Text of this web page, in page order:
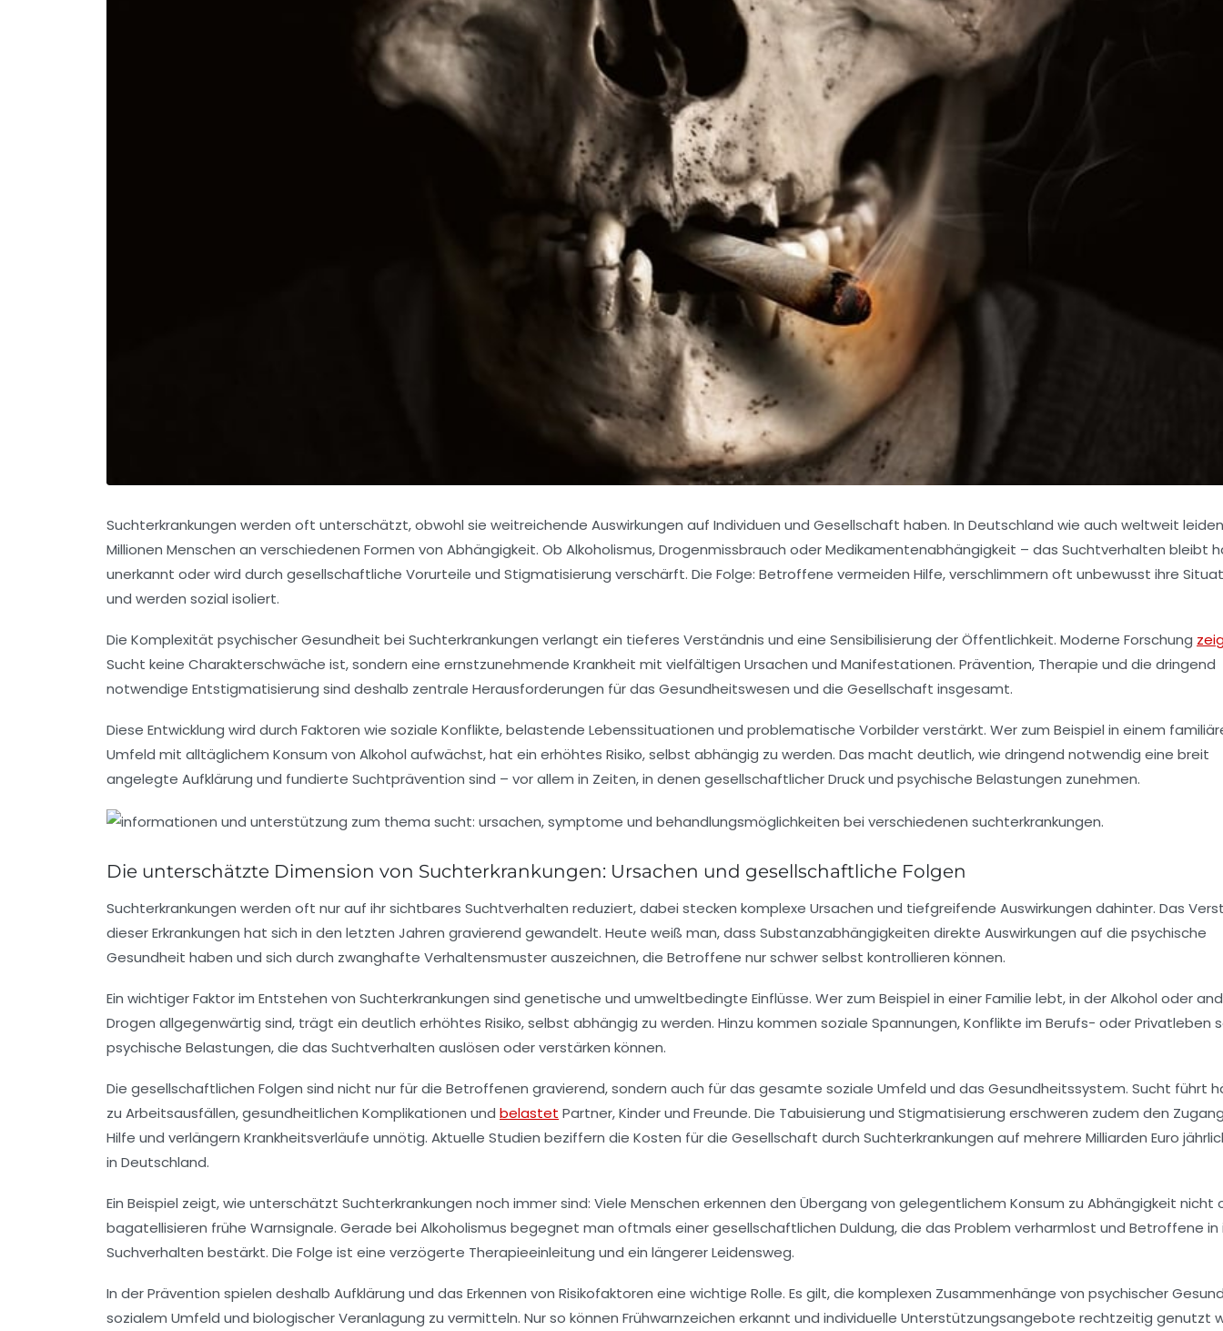
Suchterkrankungen werden oft unterschätzt, obwohl sie weitreichende Auswirkungen auf Individuen und Gesellschaft haben. In Deutschland wie auch weltweit leiden
Millionen Menschen an verschiedenen Formen von Abhängigkeit. Ob Alkoholismus, Drogenmissbrauch oder Medikamentenabhängigkeit – das Suchtverhalten bleibt
unerkannt oder wird durch gesellschaftliche Vorurteile und Stigmatisierung verschärft. Die Folge: Betroffene vermeiden Hilfe, verschlimmern oft unbewusst ihre
und werden sozial isoliert.
Die Komplexität psychischer Gesundheit bei Suchterkrankungen verlangt ein tieferes Verständnis und eine Sensibilisierung der Öffentlichkeit. Moderne Forschung
Sucht keine Charakterschwäche ist, sondern eine ernstzunehmende Krankheit mit vielfältigen Ursachen und Manifestationen. Prävention, Therapie und die dringend
notwendige Entstigmatisierung sind deshalb zentrale Herausforderungen für das Gesundheitswesen und die Gesellschaft insgesamt.
Diese Entwicklung wird durch Faktoren wie soziale Konflikte, belastende Lebenssituationen und problematische Vorbilder verstärkt. Wer zum Beispiel in einem
Umfeld mit alltäglichem Konsum von Alkohol aufwächst, hat ein erhöhtes Risiko, selbst abhängig zu werden. Das macht deutlich, wie dringend notwendig eine breit
angelegte Aufklärung und fundierte Suchtprävention sind – vor allem in Zeiten, in denen gesellschaftlicher Druck und psychische Belastungen zunehmen.
Die unterschätzte Dimension von Suchterkrankungen: Ursachen und gesellschaftliche Folgen
Suchterkrankungen werden oft nur auf ihr sichtbares Suchtverhalten reduziert, dabei stecken komplexe Ursachen und tiefgreifende Auswirkungen dahinter. Das
dieser Erkrankungen hat sich in den letzten Jahren gravierend gewandelt. Heute weiß man, dass Substanzabhängigkeiten direkte Auswirkungen auf die psychische
Gesundheit haben und sich durch zwanghafte Verhaltensmuster auszeichnen, die Betroffene nur schwer selbst kontrollieren können.
Ein wichtiger Faktor im Entstehen von Suchterkrankungen sind genetische und umweltbedingte Einflüsse. Wer zum Beispiel in einer Familie lebt, in der Alkohol oder
Drogen allgegenwärtig sind, trägt ein deutlich erhöhtes Risiko, selbst abhängig zu werden. Hinzu kommen soziale Spannungen, Konflikte im Berufs- oder Privatleben
psychische Belastungen, die das Suchtverhalten auslösen oder verstärken können.
Die gesellschaftlichen Folgen sind nicht nur für die Betroffenen gravierend, sondern auch für das gesamte soziale Umfeld und das Gesundheitssystem. Sucht führt
zu Arbeitsausfällen, gesundheitlichen Komplikationen und belastet Partner, Kinder und Freunde. Die Tabuisierung und Stigmatisierung erschweren zudem den
Hilfe und verlängern Krankheitsverläufe unnötig. Aktuelle Studien beziffern die Kosten für die Gesellschaft durch Suchterkrankungen auf mehrere Milliarden Euro
in Deutschland.
Ein Beispiel zeigt, wie unterschätzt Suchterkrankungen noch immer sind: Viele Menschen erkennen den Übergang von gelegentlichem Konsum zu Abhängigkeit nicht
bagatellisieren frühe Warnsignale. Gerade bei Alkoholismus begegnet man oftmals einer gesellschaftlichen Duldung, die das Problem verharmlost und Betroffene in
Suchverhalten bestärkt. Die Folge ist eine verzögerte Therapieeinleitung und ein längerer Leidensweg.
In der Prävention spielen deshalb Aufklärung und das Erkennen von Risikofaktoren eine wichtige Rolle. Es gilt, die komplexen Zusammenhänge von psychischer
sozialem Umfeld und biologischer Veranlagung zu vermitteln. Nur so können Frühwarnzeichen erkannt und individuelle Unterstützungsangebote rechtzeitig genutzt